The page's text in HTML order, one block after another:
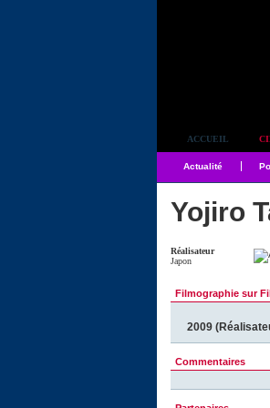
ACCUEIL
Actualité
Yojiro
Réalisateur
Japon
Filmographie sur
2009
Commentaires